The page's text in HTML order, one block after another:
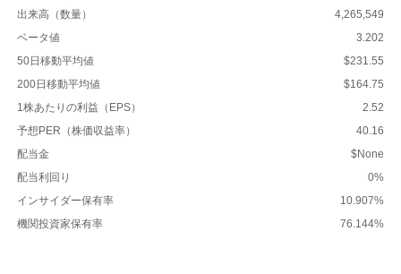
出来高（数量）
4,265,549
ベータ値
3.202
50日移動平均値
$231.55
200日移動平均値
$164.75
1株あたりの利益（EPS）
2.52
予想PER（株価収益率）
40.16
配当金
$None
配当利回り
0%
インサイダー保有率
10.907%
機関投資家保有率
76.144%